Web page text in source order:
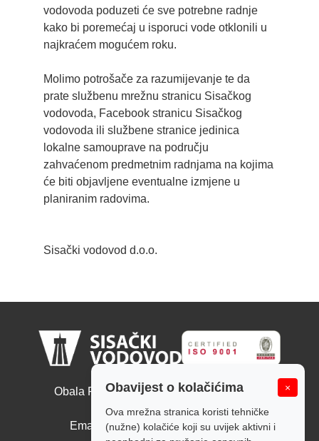
Obavijest o kolačićima ×
Ova mrežna stranica koristi tehničke
(nužne) kolačiće koji su uvijek aktivni i
vodovoda poduzeti će sve potrebne radnje
kako bi poremećaj u isporuci vode otklonili u
najkraćem mogućem roku.
Molimo potrošače za razumijevanje te da
prate službenu mrežnu stranicu Sisačkog
vodovoda, Facebook stranicu Sisačkog
vodovoda ili službene stranice jedinica
lokalne samouprave na području
zahvaćenom predmetnim radnjama na kojima
će biti objavljene eventualne izmjene u
planiranim radovima.
Sisački vodovod d.o.o.
Obala Ruđera Boškovića 10, 44000 Sisak
Tel: +385 44 526 166
Email: tajnistvo@sisackivodovod.hr